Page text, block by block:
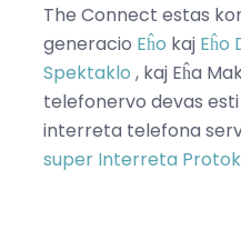
The Connect estas
generacio Eĥo kaj Eĥo
Spektaklo , kaj Eĥa
telefonervo devas
interreta telefona
super Interreta